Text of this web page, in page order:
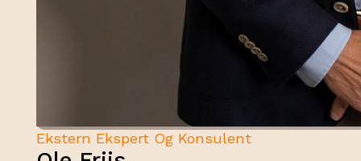
Ekstern Ekspert Og Konsulent